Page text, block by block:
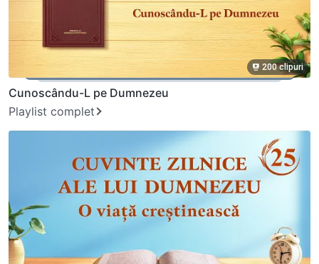
200 clipuri
Cunoscându-L pe Dumnezeu
Playlist complet